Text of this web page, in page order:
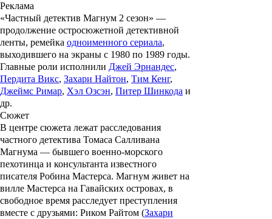
Реклама
«Частный детектив Магнум 2 сезон» —
продолжение остросюжетной детективной
ленты, ремейка одноименного сериала,
выходившего на экраны с 1980 по 1989 годы.
Главные роли исполнили Джей Эрнандес,
Пердита Викс, Захари Найтон, Тим Кенг,
Джеймс Римар, Хэл Озсэн, Питер Шинкода и
др.
Сюжет
В центре сюжета лежат расследования
частного детектива Томаса Салливана
Магнума — бывшего военно-морского
пехотинца и консультанта известного
писателя Робина Мастерса. Магнум живет на
вилле Мастерса на Гавайских островах, в
свободное время расследует преступления
вместе с друзьями: Риком Райтом (Захари